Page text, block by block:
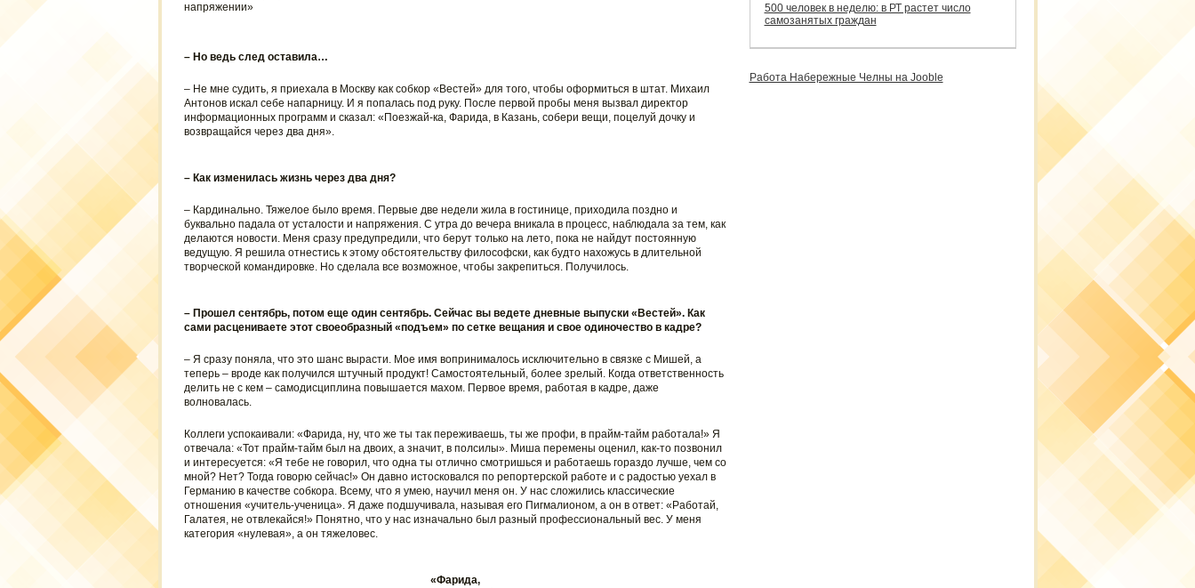
напряжении»
– Но ведь след оставила…
– Не мне судить, я приехала в Москву как собкор «Вестей» для того, чтобы оформиться в штат. Михаил
Антонов искал себе напарницу. И я попалась под руку. После первой пробы меня вызвал директор
информационных программ и сказал: «Поезжай-ка, Фарида, в Казань, собери вещи, поцелуй дочку и
возвращайся через два дня».
– Как изменилась жизнь через два дня?
– Кардинально. Тяжелое было время. Первые две недели жила в гостинице, приходила поздно и
буквально падала от усталости и напряжения. С утра до вечера вникала в процесс, наблюдала за тем, как
делаются новости. Меня сразу предупредили, что берут только на лето, пока не найдут постоянную
ведущую. Я решила отнестись к этому обстоятельству философски, как будто нахожусь в длительной
творческой командировке. Но сделала все возможное, чтобы закрепиться. Получилось.
– Прошел сентябрь, потом еще один сентябрь. Сейчас вы ведете дневные выпуски «Вестей». Как
сами расцениваете этот своеобразный «подъем» по сетке вещания и свое одиночество в кадре?
– Я сразу поняла, что это шанс вырасти. Мое имя вопринималось исключительно в связке с Мишей, а
теперь – вроде как получился штучный продукт! Самостоятельный, более зрелый. Когда ответственность
делить не с кем – самодисциплина повышается махом. Первое время, работая в кадре, даже
волновалась.
Коллеги успокаивали: «Фарида, ну, что же ты так переживаешь, ты же профи, в прайм-тайм работала!» Я
отвечала: «Тот прайм-тайм был на двоих, а значит, в полсилы». Миша перемены оценил, как-то позвонил
и интересуется: «Я тебе не говорил, что одна ты отлично смотришься и работаешь гораздо лучше, чем со
мной? Нет? Тогда говорю сейчас!» Он давно истосковался по репортерской работе и с радостью уехал в
Германию в качестве собкора. Всему, что я умею, научил меня он. У нас сложились классические
отношения «учитель-ученица». Я даже подшучивала, называя его Пигмалионом, а он в ответ: «Работай,
Галатея, не отвлекайся!» Понятно, что у нас изначально был разный профессиональный вес. У меня
категория «нулевая», а он тяжеловес.
«Фарида,
500 человек в неделю: в РТ растет число
самозанятых граждан
Работа Набережные Челны на Jooble